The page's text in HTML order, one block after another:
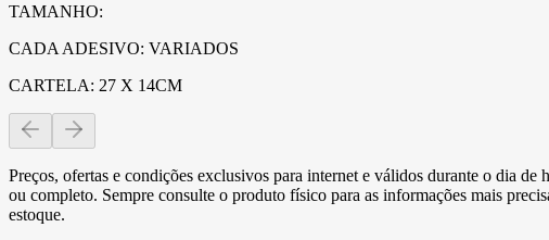
TAMANHO:
CADA ADESIVO: VARIADOS
CARTELA: 27 X 14CM
Preços, ofertas e condições exclusivos para internet e válidos durante o dia
ou completo. Sempre consulte o produto físico para as informações mais
estoque.